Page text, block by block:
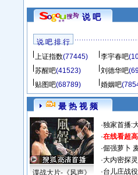
说 吧
说 吧 排 行
上证指数(77445) 李宇春吧
苏醒吧(41523) 刘德华吧
贴图吧(68789) 婚姻吧
最 热 视 频
谍战大片-《风声》
·独家首播:
·在线看超
·倔强萝卜
·大内密探
·台儿庄战